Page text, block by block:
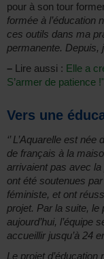
pour à son tour
formée à l’éducation
ces outils dans ma
permanente. Depuis,
– Lire aussi : Elle a
S’armer de patience !"
Vers une
‘’ L’Aquarelle est
de français à la
arrivaient pas avec
ont été soutenues
féministe, et ont
projet. Par la suite, le
aujourd’hui, l’équipe
accueillir jusqu’à 24
Le projet